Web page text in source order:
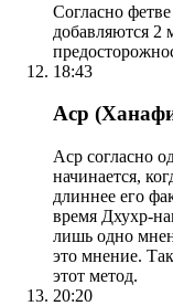
Согласно
добавляются 2
18:43
Аср
Аср согласно
начинается,
длиннее его
время Дхухр-
лишь одно
это мнение.
этот метод.
20:20